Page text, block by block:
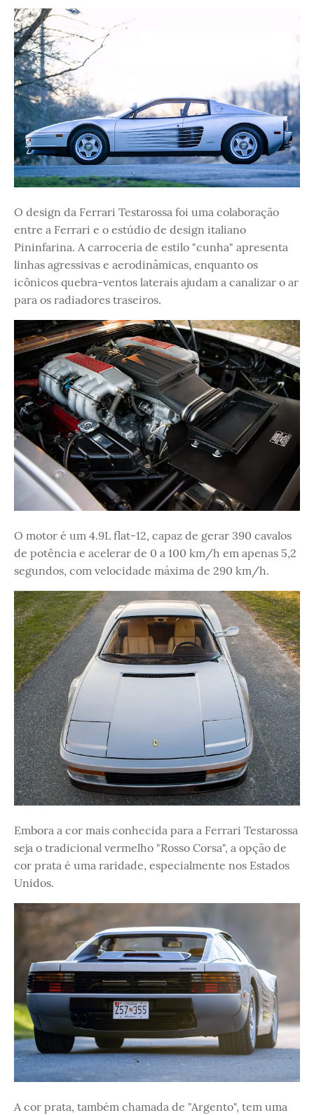
O design da Ferrari Testarossa foi uma colaboração
entre a Ferrari e o estúdio de design italiano
Pininfarina. A carroceria de estilo "cunha" apresenta
linhas agressivas e aerodinâmicas, enquanto os
icônicos quebra-ventos laterais ajudam a canalizar o ar
para os radiadores traseiros.
O motor é um 4.9L flat-12, capaz de gerar 390 cavalos
de potência e acelerar de 0 a 100 km/h em apenas 5,2
segundos, com velocidade máxima de 290 km/h.
Embora a cor mais conhecida para a Ferrari Testarossa
seja o tradicional vermelho "Rosso Corsa", a opção de
cor prata é uma raridade, especialmente nos Estados
Unidos.
A cor prata, também chamada de "Argento", tem uma